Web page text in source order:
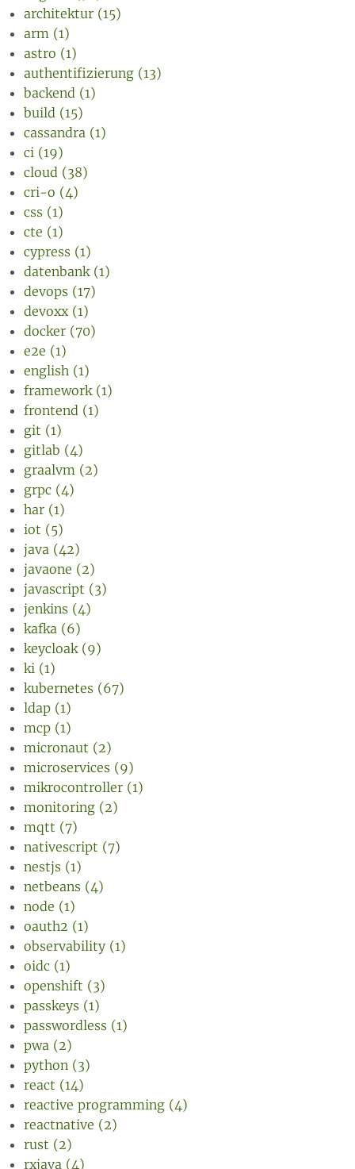
architektur (15)
arm (1)
astro (1)
authentifizierung (13)
backend (1)
build (15)
cassandra (1)
ci (19)
cloud (38)
cri-o (4)
css (1)
cte (1)
cypress (1)
datenbank (1)
devops (17)
devoxx (1)
docker (70)
e2e (1)
english (1)
framework (1)
frontend (1)
git (1)
gitlab (4)
graalvm (2)
grpc (4)
har (1)
iot (5)
java (42)
javaone (2)
javascript (3)
jenkins (4)
kafka (6)
keycloak (9)
ki (1)
kubernetes (67)
ldap (1)
mcp (1)
micronaut (2)
microservices (9)
mikrocontroller (1)
monitoring (2)
mqtt (7)
nativescript (7)
nestjs (1)
netbeans (4)
node (1)
oauth2 (1)
observability (1)
oidc (1)
openshift (3)
passkeys (1)
passwordless (1)
pwa (2)
python (3)
react (14)
reactive programming (4)
reactnative (2)
rust (2)
rxjava (4)